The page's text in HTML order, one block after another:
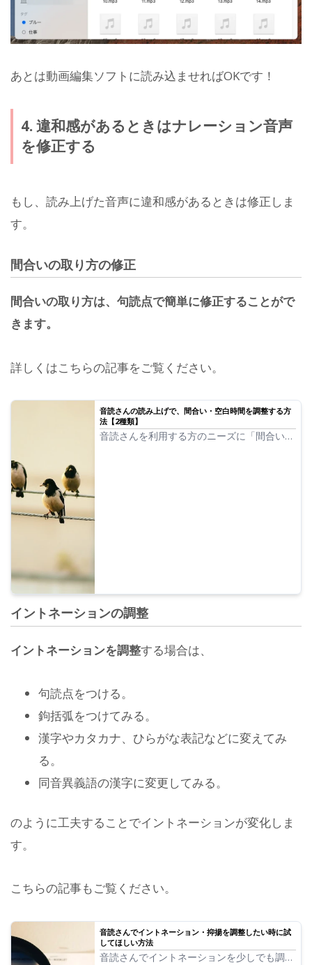
あとは動画編集ソフトに読み込ませればOKです！
4. 違和感があるときはナレーション音声
を修正する
もし、読み上げた音声に違和感があるときは修正しま
す。
間合いの取り方の修正
間合いの取り方は、句読点で簡単に修正することがで
きます。
詳しくはこちらの記事をご覧ください。
音読さんの読み上げで、間合い・空白時間を調整する方
法【2種類】
音読さんを利用する方のニーズに「間合いを
イントネーションの調整
イントネーションを調整する場合は、
句読点をつける。
鉤括弧をつけてみる。
漢字やカタカナ、ひらがな表記などに変えてみ
る。
同音異義語の漢字に変更してみる。
のように工夫することでイントネーションが変化しま
す。
こちらの記事もご覧ください。
音読さんでイントネーション・抑揚を調整したい時に試
してほしい方法
音読さんでイントネーションを少しでも調整